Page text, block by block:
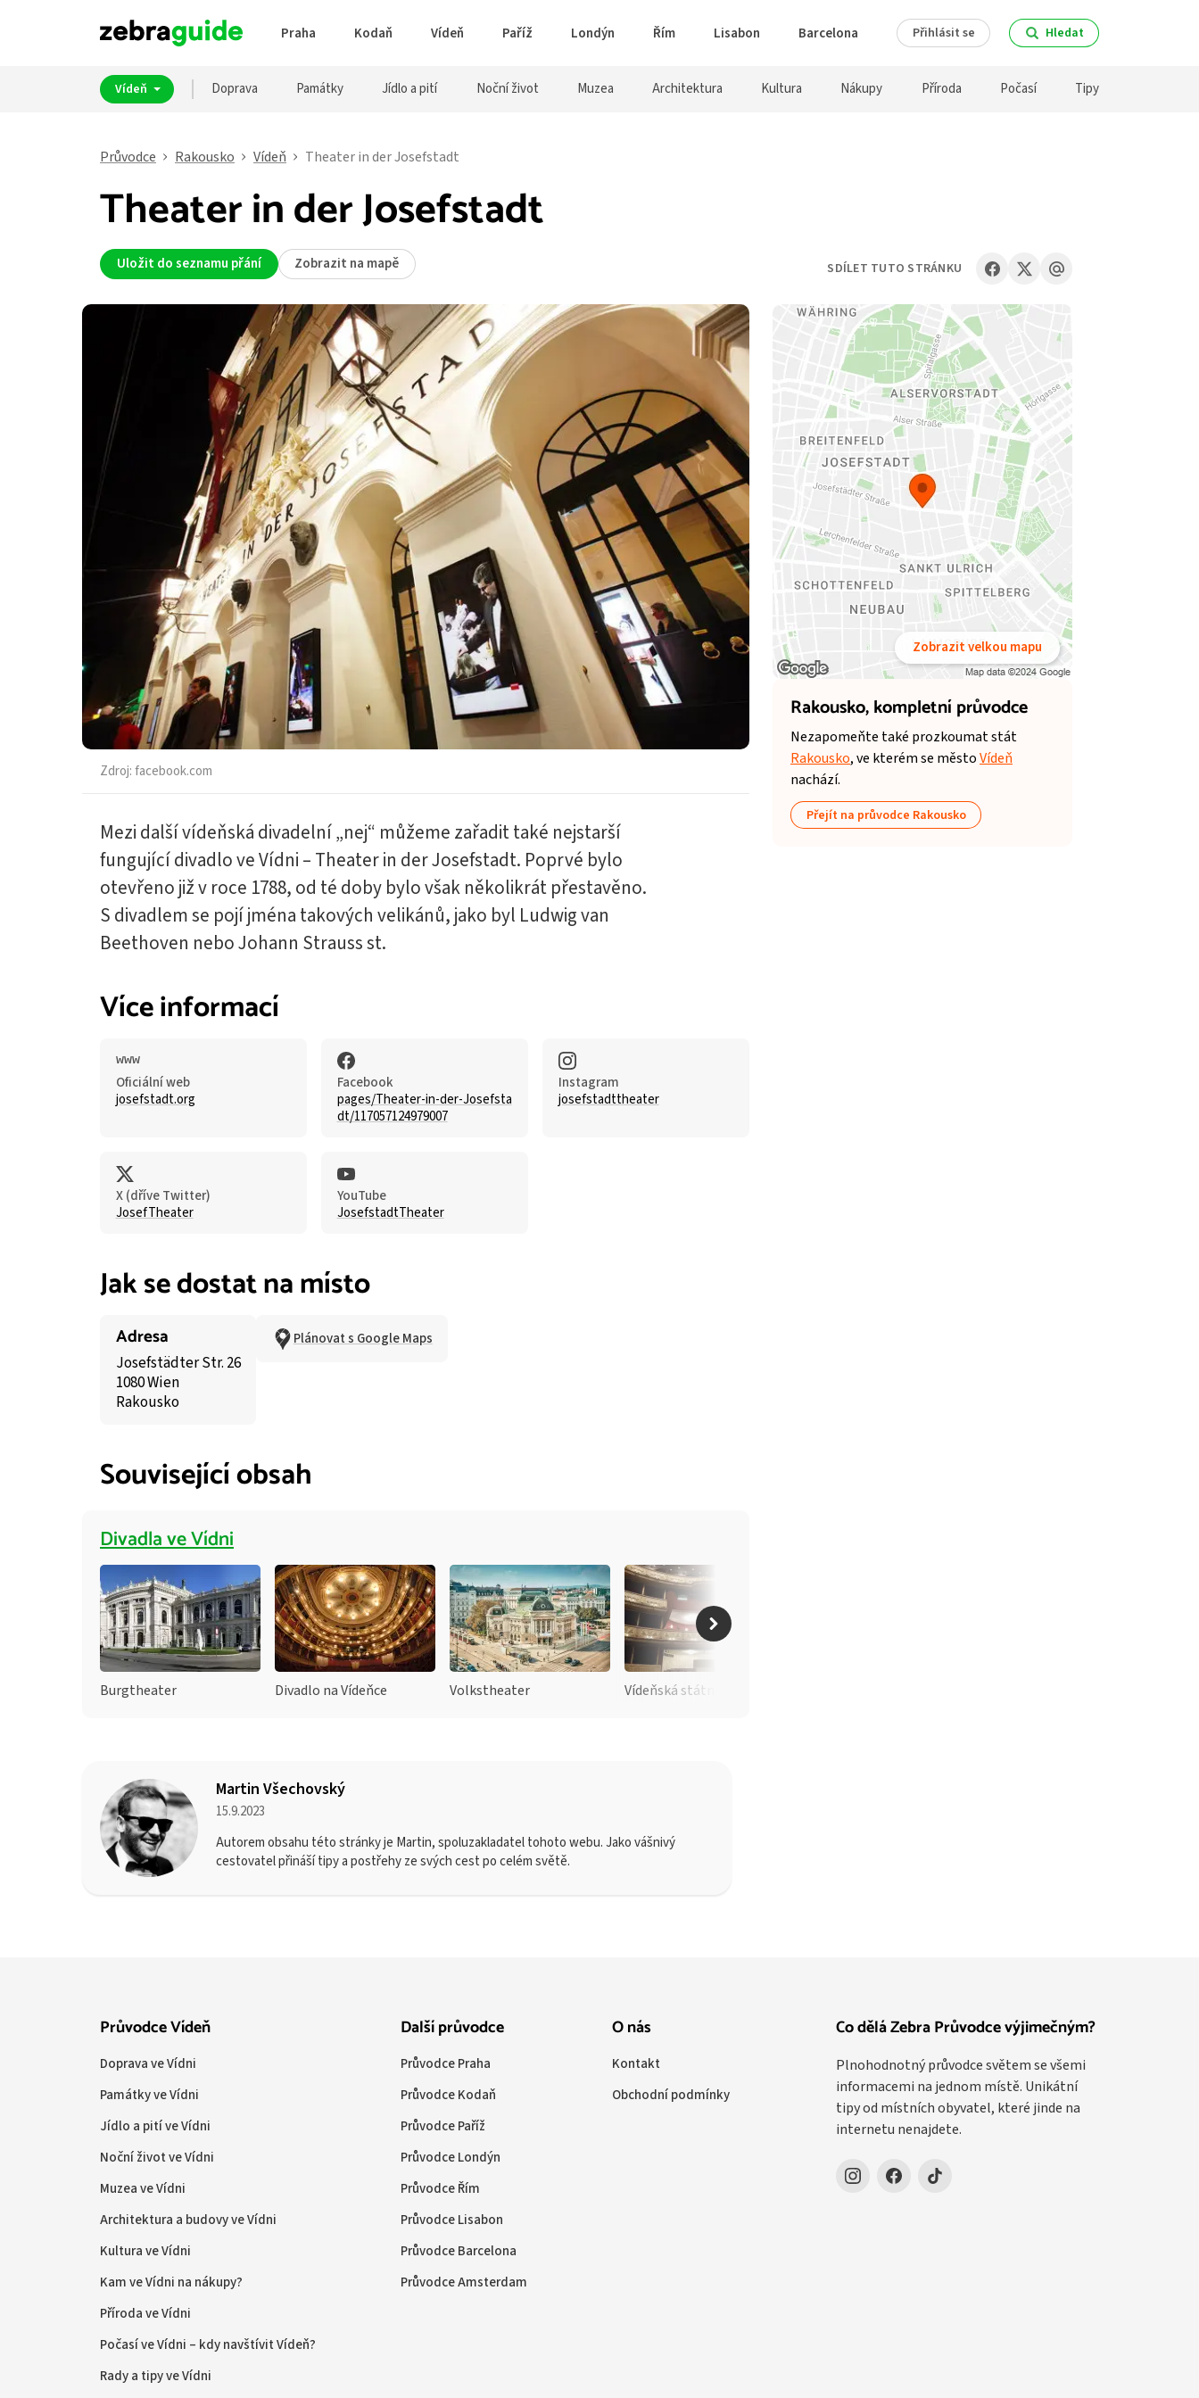
Praha Kodaň Vídeň Paříž Londýn Řím Lisabon Barcelona Přihlásit se Hledat
Vídeň Doprava Památky Jídlo a pití Noční život Muzea Architektura Kultura Nákupy Příroda Počasí Tipy
Průvodce Rakousko Vídeň Theater in der Josefstadt
Theater in der Josefstadt
Uložit do seznamu přání Zobrazit na mapě
Zdroj:facebook.com
Mezi další vídeňská divadelní „nej“ můžeme zařadit také nejstarší
fungující divadlo ve Vídni – Theater in der Josefstadt. Poprvé bylo
otevřeno již v roce 1788, od té doby bylo však několikrát přestavěno.
S divadlem se pojí jména takových velikánů, jako byl Ludwig van
Beethoven nebo Johann Strauss st.
Více informací
Oficiální web
josefstadt.org
Facebook
pages/Theater-in-der-Josefsta
dt/117057124979007
Instagram
josefstadttheater
X (dříve Twitter)
JosefTheater
YouTube
JosefstadtTheater
Jak se dostat na místo
Adresa
Josefstädter Str. 26
1080 Wien
Rakousko
Plánovat s Google Maps
Související obsah
Divadla ve Vídni
Burgtheater Divadlo na Vídeňce Volkstheater Vídeňská státní opera
Martin Všechovský
15.9.2023
Autorem obsahu této stránky je Martin, spoluzakladatel tohoto webu. Jako vášnivý
cestovatel přináší tipy a postřehy ze svých cest po celém světě.
Zobrazit velkou mapu
Rakousko,kompletní průvodce
Nezapomeňte také prozkoumat stát
Rakousko, ve kterém se městoVídeň
nachází.
Přejít na průvodce Rakousko
SDÍLET TUTO STRÁNKU
Co dělá Zebra Průvodce výjimečným?
Plnohodnotný průvodce světem se všemi
informacemi na jednom místě. Unikátní
tipy od místních obyvatel, které jinde na
internetu nenajdete.
Průvodce Vídeň
Doprava ve Vídni
Památky ve Vídni
Jídlo a pití ve Vídni
Noční život ve Vídni
Muzea ve Vídni
Architektura a budovy ve Vídni
Kultura ve Vídni
Kam ve Vídni na nákupy?
Příroda ve Vídni
Počasí ve Vídni – kdy navštívit Vídeň?
Rady a tipy ve Vídni
Další průvodce
Průvodce Praha
Průvodce Kodaň
Průvodce Paříž
Průvodce Londýn
Průvodce Řím
Průvodce Lisabon
Průvodce Barcelona
Průvodce Amsterdam
O nás
Kontakt
Obchodní podmínky